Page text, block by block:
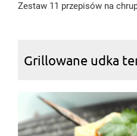
Zestaw 11 przepisów na
Grillowane udka